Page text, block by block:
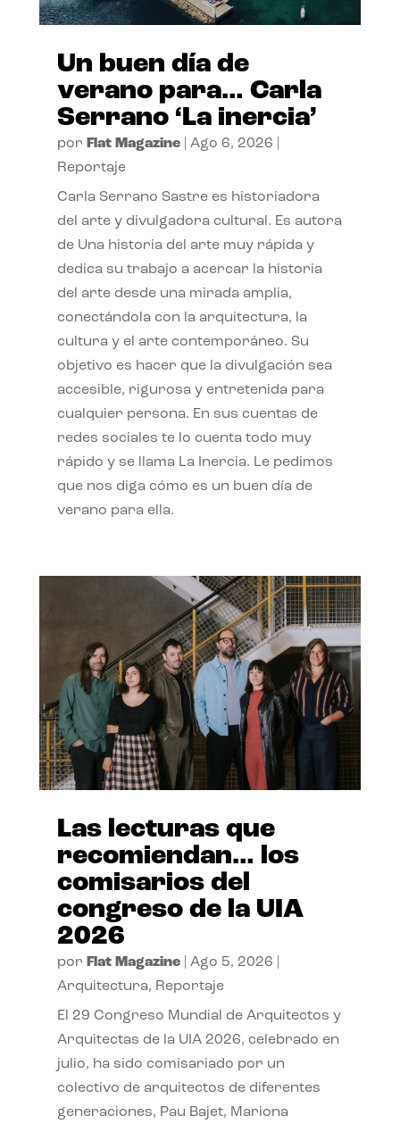
Un buen día de
verano para… Carla
Serrano ‘La inercia’
por Flat Magazine| Ago 6, 2026
Reportaje
Carla Serrano Sastre es historiadora
del arte y divulgadora cultural. Es autora
de Una historia del arte muy rápida y
dedica su trabajo a acercar la historia
del arte desde una mirada amplia,
conectándola con la arquitectura, la
cultura y el arte contemporáneo. Su
objetivo es hacer que la divulgación sea
accesible, rigurosa y entretenida para
cualquier persona. En sus cuentas de
redes sociales te lo cuenta todo muy
rápido y se llama La Inercia. Le pedimos
que nos diga cómo es un buen día de
verano para ella.
Las lecturas que
recomiendan… los
comisarios del
congreso de la UIA
2026
por Flat Magazine| Ago 5, 2026
Arquitectura, Reportaje
El 29 Congreso Mundial de Arquitectos y
Arquitectas de la UIA 2026, celebrado en
julio, ha sido comisariado por un
colectivo de arquitectos de diferentes
generaciones, Pau Bajet, Mariona